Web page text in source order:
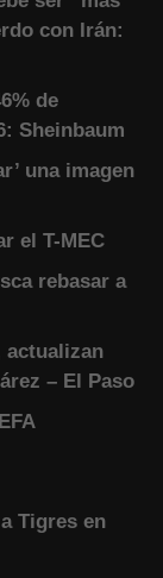
con Irán:
de
Sheinbaum
una imagen
el T-MEC
rebasar a
actualizan
– El Paso
Tigres en